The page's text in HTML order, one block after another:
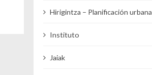
Hirigintza – Planificación urbana
Instituto
Jaiak